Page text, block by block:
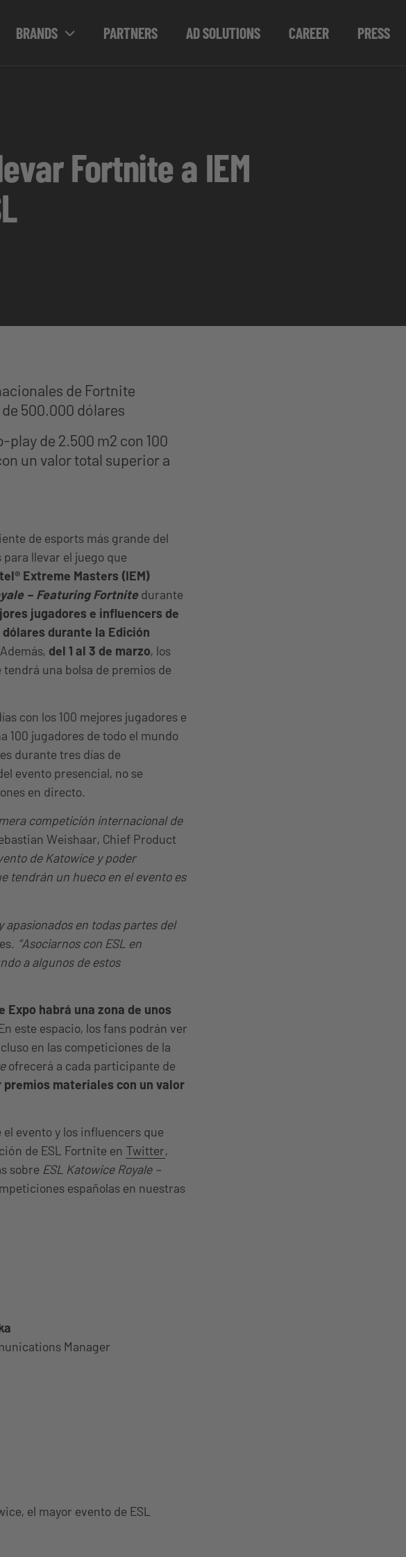
BRANDS PARTNERS AD SOLUTIONS CAREER PRESS
Fortnite a IEM
de Fortnite
500.000 dólares
de 2.500 m2 con 100
un valor total superior a
de esports más grande del
llevar el juego que
® Extreme Masters (IEM)
– Featuring Fortnite durante
jugadores e influencers de
dólares durante la Edición
del 1 al 3 de marzo, los
una bolsa de premios de
con los 100 mejores jugadores e
100 jugadores de todo el mundo
durante tres días de
evento presencial, no se
en directo.
competición internacional de
Weishaar, Chief Product
de Katowice y poder
tendrán un hueco en el evento es
apasionados en todas partes del
“Asociarnos con ESL en
a algunos de estos
Expo habrá una zona de unos
este espacio, los fans podrán ver
en las competiciones de la
ofrecerá a cada participante de
materiales con un valor
evento y los influencers que
de ESL Fortnite en Twitter,
sobre ESL Katowice Royale –
españolas en nuestras
Manager
el mayor evento de ESL